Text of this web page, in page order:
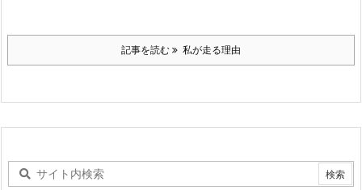
記事を読む 私が走る理由